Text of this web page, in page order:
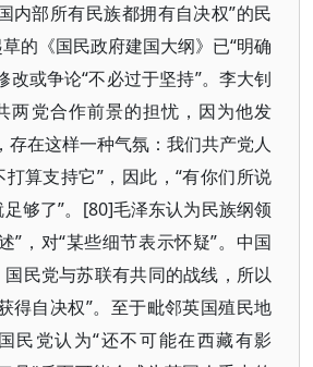
内部所有民族都拥有自决权”的民
的《国民政府建国大纲》已“明确
改或争论“不必过于坚持”。李大钊
两党合作前景的担忧，因为他发
存在这样一种气氛：我们共产党人
算支持它”，因此，“有你们所说
够了”。[80]毛泽东认为民族纲领
”，对“某些细节表示怀疑”。中国
民党与苏联有共同的战线，所以
得自决权”。至于毗邻英国殖民地
民党认为“还不可能在西藏有影